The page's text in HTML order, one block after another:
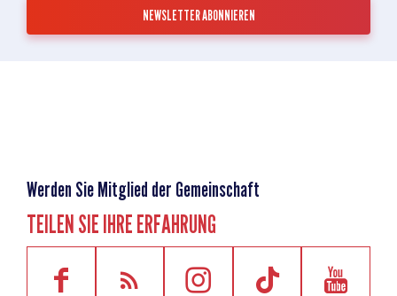
Werden Sie Mitglied der Gemeinschaft
TEILEN SIE IHRE ERFAHRUNG